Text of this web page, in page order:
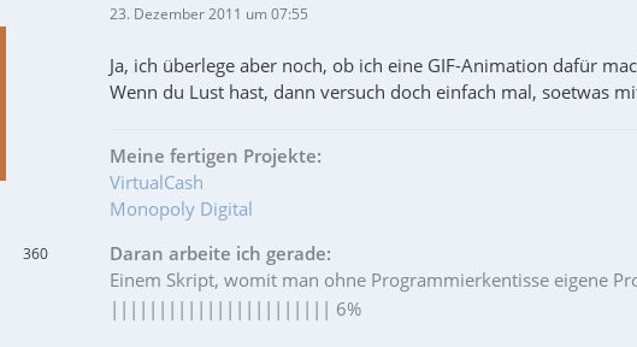
360
23. Dezember 2011 um 07:55
Ja, ich überlege aber noch, ob ich eine GIF-Animation dafür
Wenn du Lust hast, dann versuch doch einfach mal, soetwas
Meine fertigen Projekte:
VirtualCash
Monopoly Digital
Daran arbeite ich gerade:
Einem Skript, womit man ohne Programmierkentisse eigene
||||||||||||||||||||||| 6%